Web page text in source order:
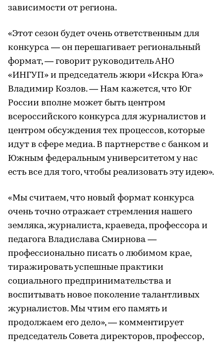
зависимости от региона.
«Этот сезон будет очень ответственным для
конкурса — он перешагивает региональный
формат, — говорит руководитель АНО
«ИНГУП» и председатель жюри «Искра Юга»
Владимир Козлов. — Нам кажется, что Юг
России вполне может быть центром
всероссийского конкурса для журналистов и
центром обсуждения тех процессов, которые
идут в сфере медиа. В партнерстве с банком и
Южным федеральным университетом у нас
есть все для того, чтобы реализовать эту идею».
«Мы считаем, что новый формат конкурса
очень точно отражает стремления нашего
земляка, журналиста, краеведа, профессора и
педагога Владислава Смирнова —
профессионально писать о любимом крае,
тиражировать успешные практики
социального предпринимательства и
воспитывать новое поколение талантливых
журналистов. Мы чтим его память и
продолжаем его дело», — комментирует
председатель Совета директоров, профессор,